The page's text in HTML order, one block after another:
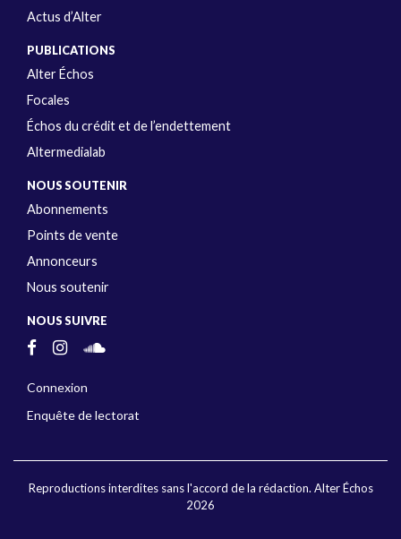
Actus d’Alter
PUBLICATIONS
Alter Échos
Focales
Échos du crédit et de l’endettement
Altermedialab
NOUS SOUTENIR
Abonnements
Points de vente
Annonceurs
Nous soutenir
NOUS SUIVRE
Connexion
Enquête de lectorat
Reproductions interdites sans l'accord de la rédaction. Alter Échos
2026